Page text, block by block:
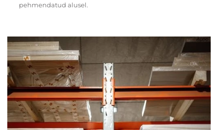
pehmendatud alusel.